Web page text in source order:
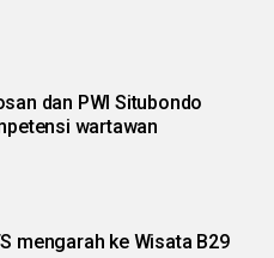
dan PWI Situbondo
wartawan
mengarah ke Wisata B29